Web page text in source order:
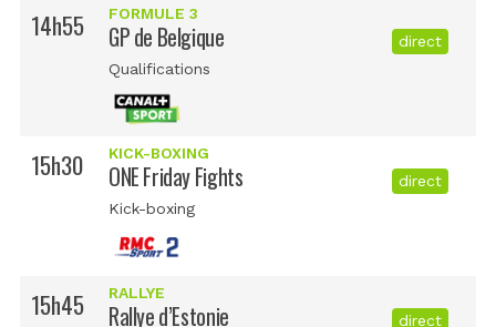
14h55 FORMULE 3
GP de Belgique
Qualifications
direct
15h30 KICK-BOXING
ONE Friday Fights
Kick-boxing
direct
15h45 RALLYE
Rallye d’Estonie direct